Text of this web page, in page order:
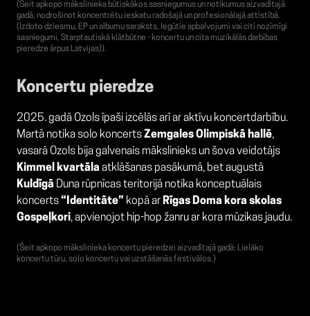
(Šeit apkopo mākslinieka būtiskākos sasniegumus un notikumus aizvadītajā
gadā, nodrošinot koncentrētu ieskatu radošajā un profesionālajā attīstībā.
(Izdoto dziesmu, EP un albumu saraksts, Iegūtie apbalvojumi vai citi nozīmīgi
sasniegumi, Starptautiskā klātbūtne - koncertu un cita muzikālās darbības
pieredze ārpus Latvijas)).
Koncertu pieredze
2025. gadā Ozols īpaši izcēlās arī ar aktīvu koncertdarbību.
Martā notika solo koncertsZemgales Olimpiskā hallē,
vasarā Ozols bija galvenais mākslinieks un šova veidotājs
Kimmel kvartālaatklāšanas pasākumā, bet augustā
Kuldīgā Duna rūpnīcas teritorijā notika konceptuālais
koncerts“Identitāte” kopā arRīgas Doma kora skolas
Gospeļkori, apvienojot hip-hop žanru ar kora mūzikas jaudu.
(Šeit apkopo mākslinieka koncertu pieredzei aizvadītajā gadā: Lielāko
koncertu tūru, solo koncertu vai uzstāšanās festivālos.)